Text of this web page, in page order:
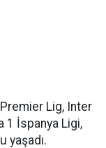
Lig, Inter
1 İspanya Ligi,
yaşadı.